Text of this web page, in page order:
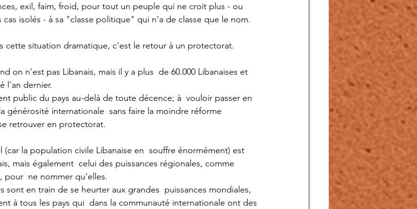
exil, faim, froid, pour tout un peuple qui ne croit plus - ou
isolés - à sa "classe politique" qui n'a de classe que le nom.
cette situation dramatique, c'est le retour à un protectorat.
on n'est pas Libanais, mais il y a plus  de 60.000 Libanaises et
l'an dernier.
public du pays au-delà de toute décence; à  vouloir passer en
générosité internationale  sans faire la moindre réforme
retrouver en protectorat.
(car la population civile Libanaise en  souffre énormément) est
mais également  celui des puissances régionales, comme
pour  ne nommer qu'elles.
sont en train de se heurter aux grandes  puissances mondiales,
à tous les pays qui  dans la communauté internationale ont des